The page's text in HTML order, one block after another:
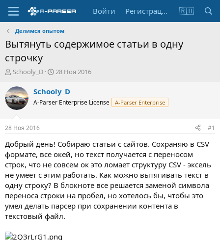
Войти Регистрация 🇷🇺
Делимся опытом
Вытянуть содержимое статьи в одну
строчку
А
т
о
р
т
е
м
ы
Schooly_D
Д
т
а
н
а
л
28 Ноя 2016
Schooly_D
A-Parser Enterprise License A-Parser Enterprise
28 Ноя 2016 #1
Добрый день! Собираю статьи с сайтов. Сохраняю в CSV
формате, все окей, но текст получается с переносом
строк, что не совсем ок это ломает структуру CSV - эксель
не умеет с этим работать. Как можно вытягивать текст в
одну строку? В блокноте все решается заменой символа
переноса строки на пробел, но хотелось бы, чтобы это
умел делать парсер при сохранении контента в
текстовый файл.